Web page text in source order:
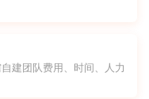
建团队费用、时间、人力